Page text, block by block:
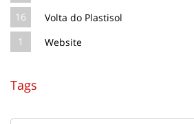
16
Volta do Plastisol
1
Website
Tags